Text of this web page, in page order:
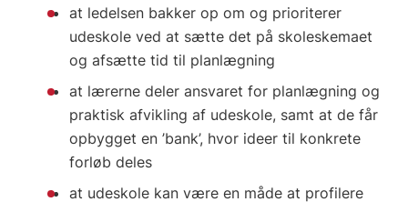
at ledelsen bakker op om og prioriterer
udeskole ved at sætte det på skoleskemaet
og afsætte tid til planlægning
at lærerne deler ansvaret for planlægning og
praktisk afvikling af udeskole, samt at de får
opbygget en ’bank’, hvor ideer til konkrete
forløb deles
at udeskole kan være en måde at profilere